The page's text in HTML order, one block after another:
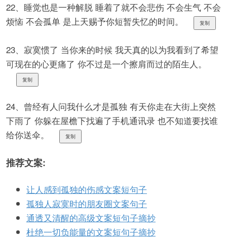
22、睡觉也是一种解脱 睡着了就不会悲伤 不会生气 不会
烦恼 不会孤单 是上天赐予你短暂失忆的时间。
复制
23、寂寞惯了 当你来的时候 我天真的以为我看到了希望
可现在的心更痛了 你不过是一个擦肩而过的陌生人。
复制
24、曾经有人问我什么才是孤独 有天你走在大街上突然
下雨了 你躲在屋檐下找遍了手机通讯录 也不知道要找谁
给你送伞。
复制
推荐文案:
让人感到孤独的伤感文案短句子
孤独人寂寞时的朋友圈文案句子
通透又清醒的高级文案短句子摘抄
杜绝一切负能量的文案短句子摘抄